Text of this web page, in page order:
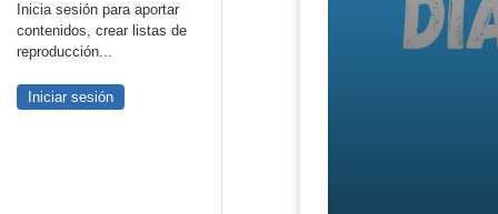
Inicia sesión para aportar
contenidos, crear listas de
reproducción...
Iniciar sesión